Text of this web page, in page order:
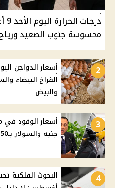
محسوسة جنوب الصعيد ورياح
2
الفراخ البيضاء
والبيض
3
جنيه والسولار بـ20.50 جنيه
4